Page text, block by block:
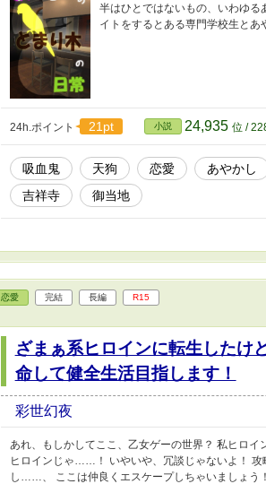
半はひとではないもの、いわゆ
イトをするとある専門学校生と
24h.ポイント 21pt 小説 24,935 位 /
吸血鬼 天狗 恋愛 あやかし
吉祥寺
御当地
恋愛 完結 長編 R15
ざまぁ系ヒロインに転生したけ
命して健全生活目指します！
彩世幻夜
あれ、もしかしてここ、乙女ゲーの世界？ 私ヒロ
ヒロインじゃ……！ いやいや、冗談じゃないよ！ 攻
し……、 ここは仲良くエスケープしちゃいましょう